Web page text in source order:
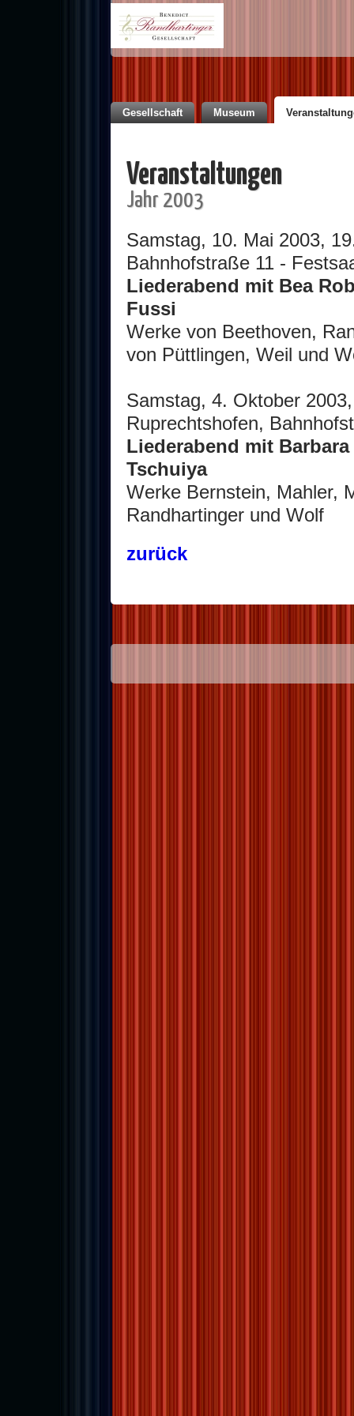
Gesellschaft Museum
Veranstaltungen
Jahr 2003
Samstag, 10. Mai 2003,
Bahnhofstraße 11 -
Liederabend mit Bea
Fussi
Werke von Beethoven,
von Püttlingen, Weil und
Samstag, 4. Oktober
Ruprechtshofen,
Liederabend mit
Tschuiya
Werke Bernstein, Mahler,
Randhartinger und Wolf
zurück